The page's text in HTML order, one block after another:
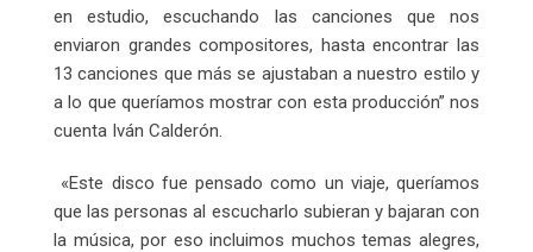
en estudio, escuchando las canciones que nos
enviaron grandes compositores, hasta encontrar las
13 canciones que más se ajustaban a nuestro estilo y
a lo que queríamos mostrar con esta producción” nos
cuenta Iván Calderón.
«Este disco fue pensado como un viaje, queríamos
que las personas al escucharlo subieran y bajaran con
la música, por eso incluimos muchos temas alegres,